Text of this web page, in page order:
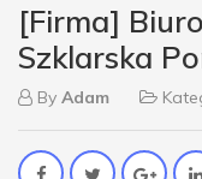
[Firma]
Szklarska
By Adam